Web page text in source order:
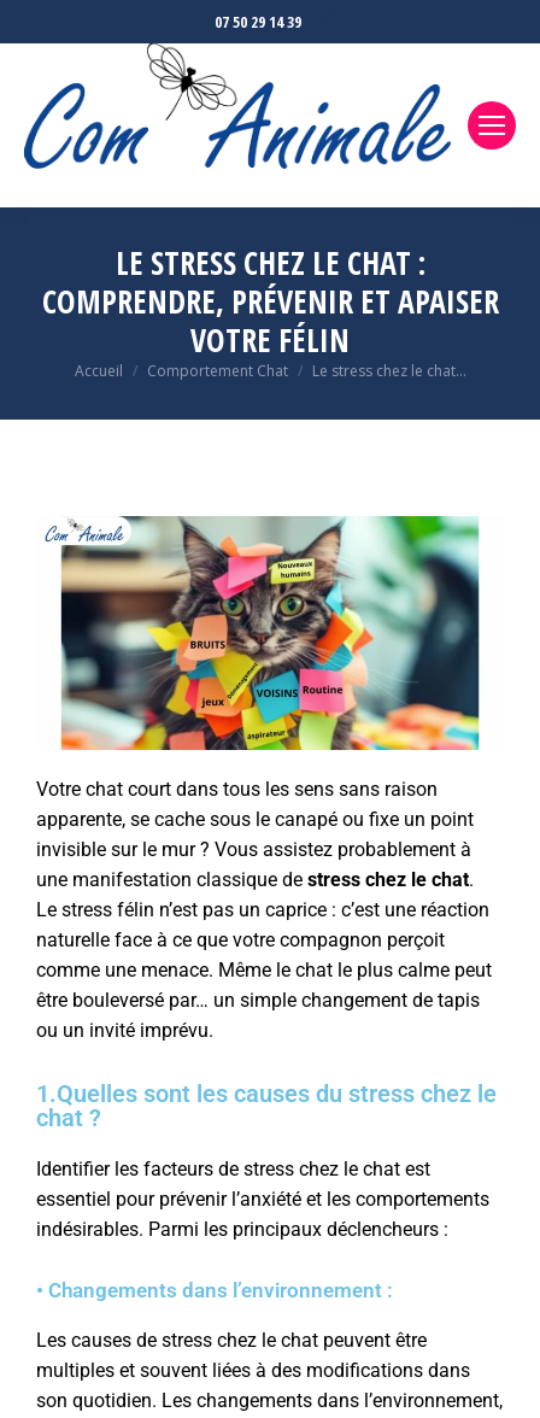
07 50 29 14 39
LE STRESS CHEZ LE CHAT :
COMPRENDRE, PRÉVENIR ET APAISER
VOTRE FÉLIN
Vous êtes ici :
Accueil Comportement Chat Le stress chez le chat…
Votre chat court dans tous les sens sans raison
apparente, se cache sous le canapé ou fixe un point
invisible sur le mur ? Vous assistez probablement à
une manifestation classique de stress chez le chat.
Le stress félin n’est pas un caprice : c’est une réaction
naturelle face à ce que votre compagnon perçoit
comme une menace. Même le chat le plus calme peut
être bouleversé par… un simple changement de tapis
ou un invité imprévu.
1.Quelles sont les causes du stress chez le
chat ?
Identifier les facteurs de stress chez le chat est
essentiel pour prévenir l’anxiété et les comportements
indésirables. Parmi les principaux déclencheurs :
• Changements dans l’environnement :
Les causes de stress chez le chat peuvent être
multiples et souvent liées à des modifications dans
son quotidien. Les changements dans l’environnement,